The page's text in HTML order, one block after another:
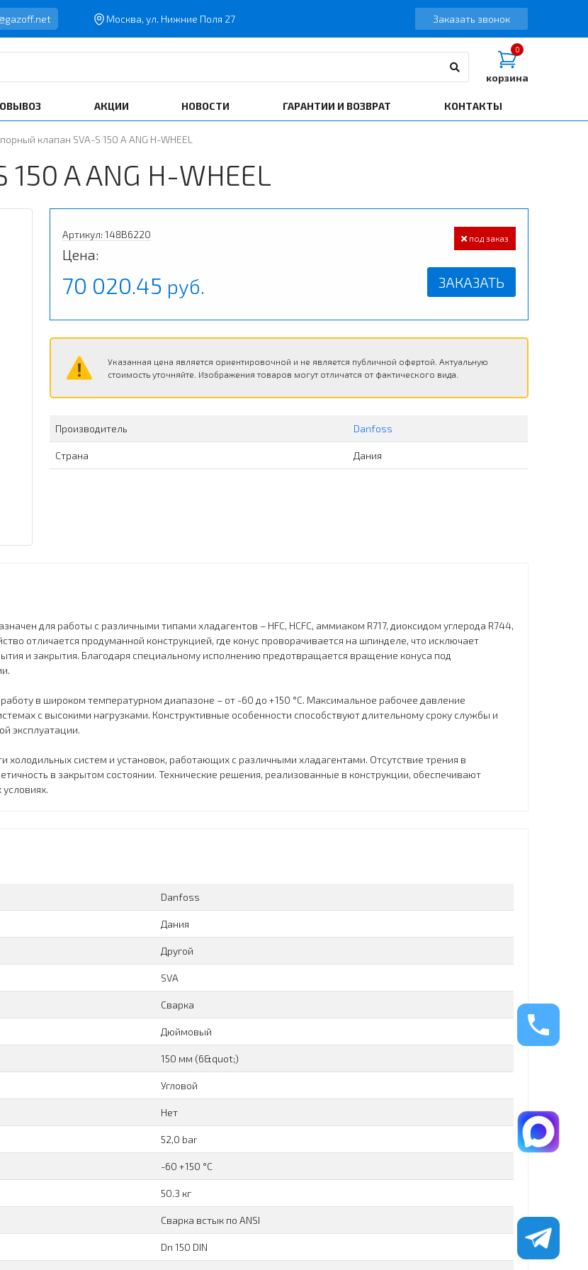
Москва, ул. Нижние Поля 27 Заказать звонок
0
корзина
АКЦИИ НОВОСТИ ГАРАНТИИ И ВОЗВРАТ КОНТАКТЫ
клапан SVA-S 150 A ANG H-WHEEL
A ANG H-WHEEL
Артикул: 148B6220
Цена:
70 020.45 руб.
под заказ
ЗАКАЗАТЬ
Указанная цена является ориентировочной и не является публичной офертой. Актуальную
стоимость уточняйте. Изображения товаров могут отличатся от фактического вида.
Производитель Danfoss
Страна Дания
для работы с различными типами хладагентов – HFC, HCFC, аммиаком R717, диоксидом углерода R744,
отличается продуманной конструкцией, где конус проворачивается на шпинделе, что исключает
и закрытия. Благодаря специальному исполнению предотвращается вращение конуса под
в широком температурном диапазоне – от -60 до +150 °C. Максимальное рабочее давление
с высокими нагрузками. Конструктивные особенности способствуют длительному сроку службы и
эксплуатации.
систем и установок, работающих с различными хладагентами. Отсутствие трения в
в закрытом состоянии. Технические решения, реализованные в конструкции, обеспечивают
Danfoss
Дания
Другой
SVA
Сварка
Дюймовый
150 мм (6&quot;)
Угловой
Нет
52,0 bar
-60 +150 °C
50.3 кг
Сварка встык по ANSI
Dn 150 DIN